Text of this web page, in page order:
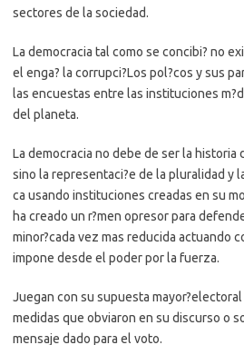
sectores de la sociedad.
La democracia tal como se concibi? no
el enga? la corrupci?Los pol?cos y sus
las encuestas entre las instituciones
del planeta.
La democracia no debe de ser la historia
sino la representaci?e de la pluralidad y
ca usando instituciones creadas en su
ha creado un r?men opresor para
minor?cada vez mas reducida actuando
impone desde el poder por la fuerza.
Juegan con su supuesta
medidas que obviaron en su discurso o
mensaje dado para el voto.